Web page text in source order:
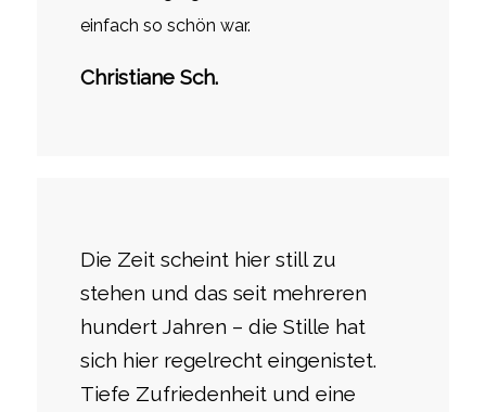
einfach so schön war.
Christiane Sch.
Die Zeit scheint hier still zu
stehen und das seit mehreren
hundert Jahren – die Stille hat
sich hier regelrecht eingenistet.
Tiefe Zufriedenheit und eine